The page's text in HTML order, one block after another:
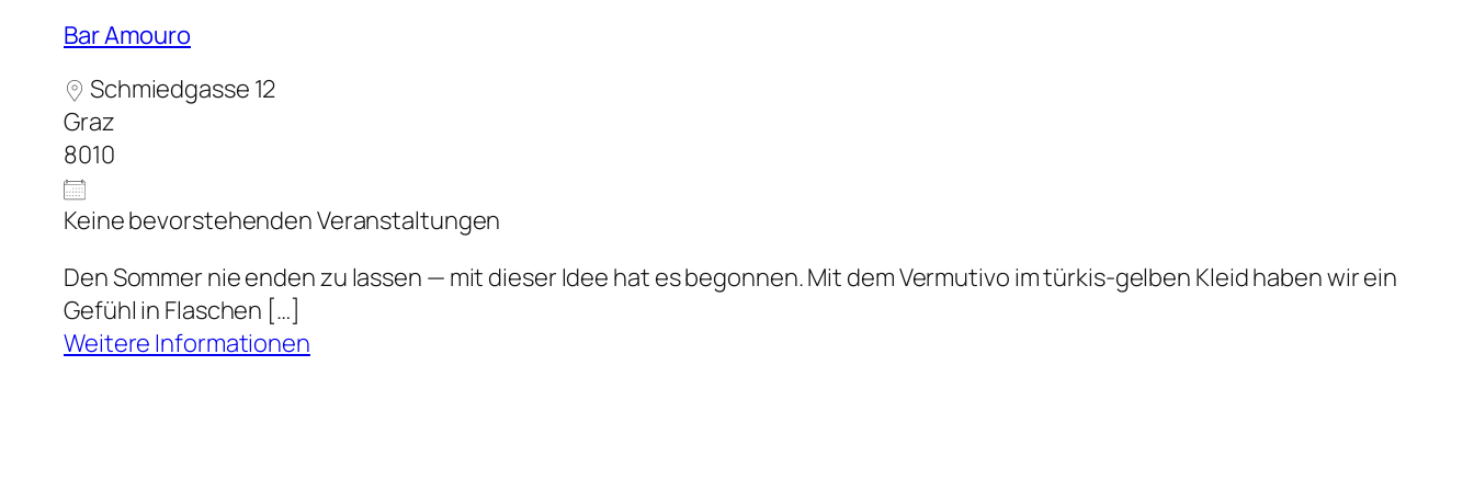
Bar Amouro
Schmiedgasse 12
Graz
8010
Keine bevorstehenden Veranstaltungen
Den Sommer nie enden zu lassen — mit dieser Idee hat es begonnen. Mit dem Vermutivo im türkis-gelben Kleid haben wir ein
Gefühl in Flaschen […]
Weitere Informationen